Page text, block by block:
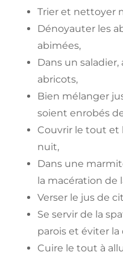
Trier et nettoyer
Dénoyauter les
abimées,
Dans un
abricots,
Bien mélanger
soient enrobés
Couvrir le tout et
nuit,
Dans une
la macération de
Verser le jus de
Se servir de la
parois et éviter
Cuire le tout à